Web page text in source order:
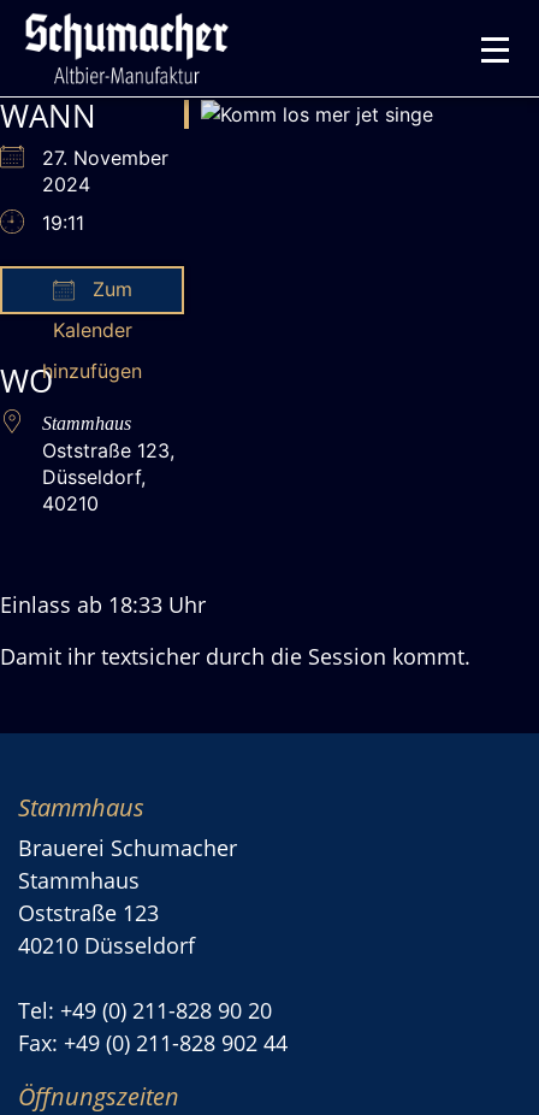
WANN
27. November
2024
19:11
Zum
Kalender
hinzufügen
ICS herunterladen
Google Kalender
WO
Stammhaus
Oststraße 123,
Düsseldorf,
40210
Einlass ab 18:33 Uhr
Damit ihr textsicher durch die Session kommt.
Stammhaus
Brauerei Schumacher
Stammhaus
Oststraße 123
40210 Düsseldorf
Tel: +49 (0) 211-828 90 20
Fax: +49 (0) 211-828 902 44
Öffnungszeiten